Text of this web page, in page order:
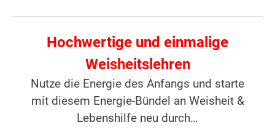
Hochwertige und einmalige
Weisheitslehren
Nutze die Energie des Anfangs und starte
mit diesem Energie-Bündel an Weisheit &
Lebenshilfe neu durch…